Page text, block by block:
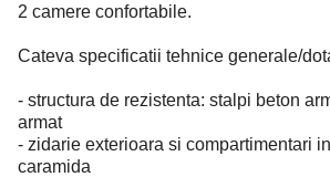
2 camere confortabile.
Cateva specificatii tehnice generale/
- structura de rezistenta: stalpi beton
armat
- zidarie exterioara si compartimentari
caramida